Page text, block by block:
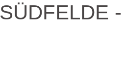
SÜDFELDE